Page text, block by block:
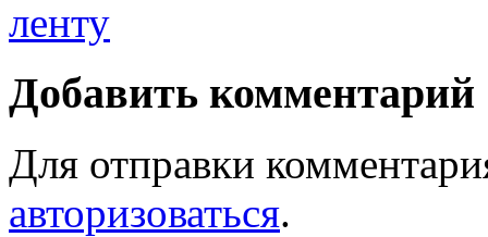
Добавить комментарий
Для отправки
авторизоваться.